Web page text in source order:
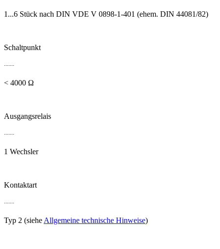
1...6 Stück nach DIN VDE V 0898-1-401 (ehem. DIN 44081/82)
Schaltpunkt
< 4000 Ω
Ausgangsrelais
1 Wechsler
Kontaktart
.......
Typ 2 (sieheAllgemeine technische Hinweise)